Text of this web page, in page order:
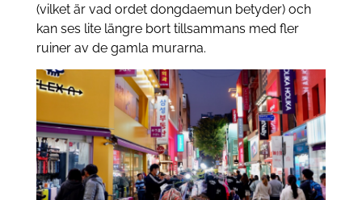
(vilket är vad ordet dongdaemun betyder) och
kan ses lite längre bort tillsammans med fler
ruiner av de gamla murarna.